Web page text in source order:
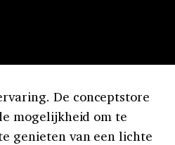
De conceptstore
mogelijkheid om te
genieten van een lichte